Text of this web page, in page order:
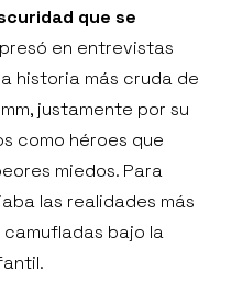
que se
en entrevistas
historia más cruda de
justamente por su
como héroes que
miedos. Para
las realidades más
camufladas bajo la